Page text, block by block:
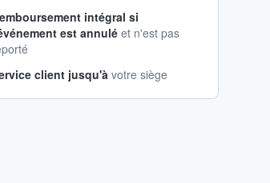
intégral si
est annulé et n'est pas
client jusqu'àvotre siège